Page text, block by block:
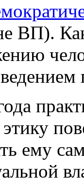
ВП).
ему